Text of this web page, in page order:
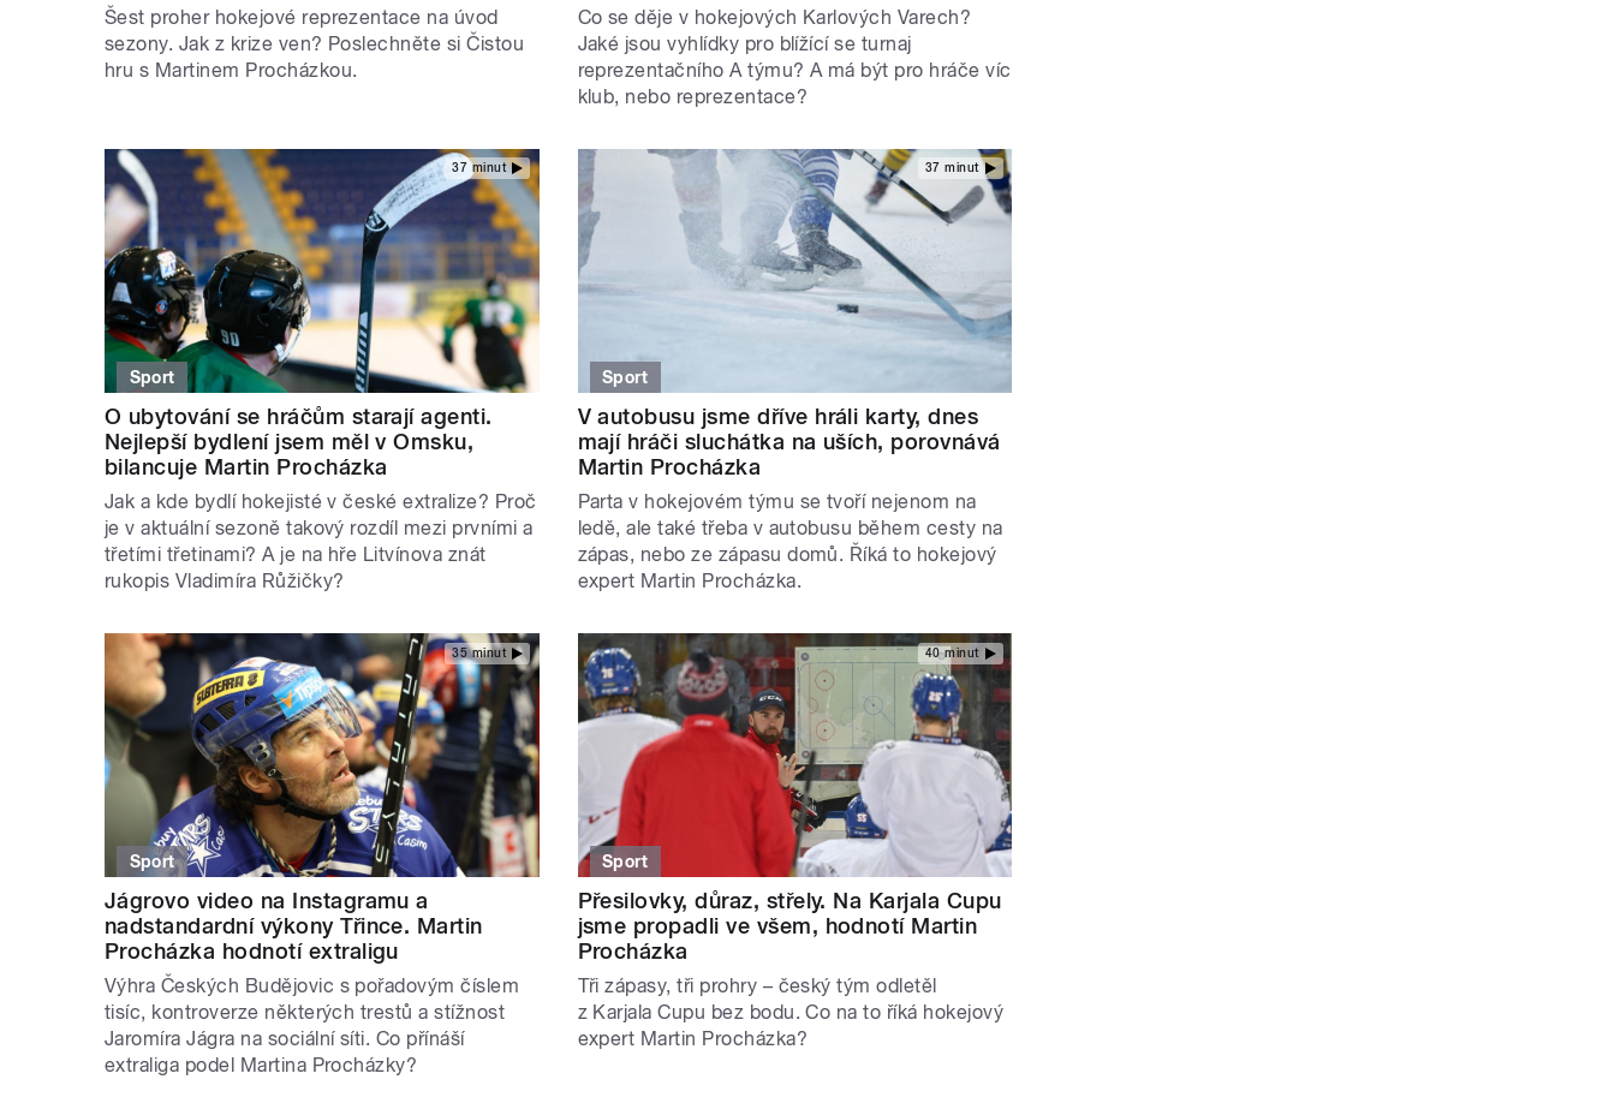
Šest proher hokejové reprezentace na úvod
sezony. Jak z krize ven? Poslechněte si Čistou
hru s Martinem Procházkou.
Co se děje v hokejových Karlových Varech?
Jaké jsou vyhlídky pro blížící se turnaj
reprezentačního A týmu? A má být pro hráče víc
klub, nebo reprezentace?
37 minut
Sport
O ubytování se hráčům starají agenti.
Nejlepší bydlení jsem měl v Omsku,
bilancuje Martin Procházka
Jak a kde bydlí hokejisté v české extralize? Proč
je v aktuální sezoně takový rozdíl mezi prvními a
třetími třetinami? A je na hře Litvínova znát
rukopis Vladimíra Růžičky?
37 minut
Sport
V autobusu jsme dříve hráli karty, dnes
mají hráči sluchátka na uších, porovnává
Martin Procházka
Parta v hokejovém týmu se tvoří nejenom na
ledě, ale také třeba v autobusu během cesty na
zápas, nebo ze zápasu domů. Říká to hokejový
expert Martin Procházka.
35 minut
Sport
Jágrovo video na Instagramu a
nadstandardní výkony Třince. Martin
Procházka hodnotí extraligu
Výhra Českých Budějovic s pořadovým číslem
tisíc, kontroverze některých trestů a stížnost
Jaromíra Jágra na sociální síti. Co přínáší
extraliga podel Martina Procházky?
40 minut
Sport
Přesilovky, důraz, střely. Na Karjala Cupu
jsme propadli ve všem, hodnotí Martin
Procházka
Tři zápasy, tři prohry – český tým odletěl
z Karjala Cupu bez bodu. Co na to říká hokejový
expert Martin Procházka?